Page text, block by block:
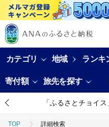
カテゴリ 地域 ランキ
寄付額 旅先を探す
「ふるさとチョイ
TOP 詳細検索